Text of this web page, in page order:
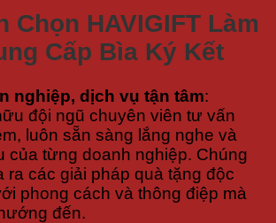
Chọn HAVIGIFT Làm
Cấp Bìa Ký Kết
nghiệp, dịch vụ tận tâm:
đội ngũ chuyên viên tư vấn
luôn sẵn sàng lắng nghe và
của từng doanh nghiệp. Chúng
ra các giải pháp quà tặng độc
phong cách và thông điệp mà
đến.